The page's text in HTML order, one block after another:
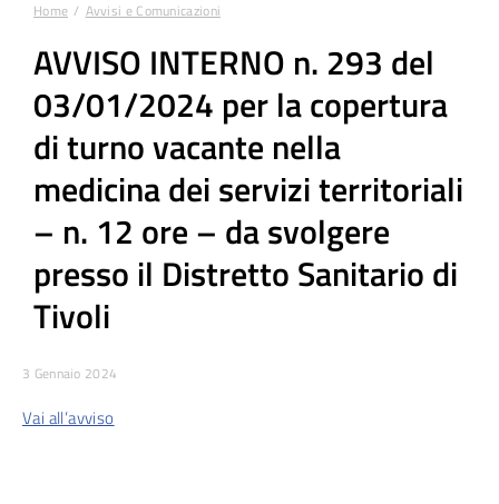
Tu sei qui:
Home Avvisi e Comunicazioni
AVVISO INTERNO n. 293 del
03/01/2024 per la copertura
di turno vacante nella
medicina dei servizi territoriali
– n. 12 ore – da svolgere
presso il Distretto Sanitario di
Tivoli
3 Gennaio 2024
Vai all’avviso